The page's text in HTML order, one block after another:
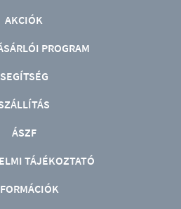
AKCIÓK
PROGRAM
SEGÍTSÉG
ÁSZF
TÁJÉKOZTATÓ